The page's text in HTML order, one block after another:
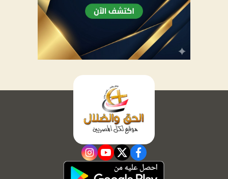
facebook
twitter
youtube
instagram